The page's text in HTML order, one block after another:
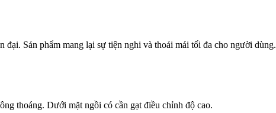
đại. Sản phẩm mang lại sự tiện nghi và thoải mái tối đa cho người dùng.
thoáng. Dưới mặt ngồi có cần gạt điều chỉnh độ cao.